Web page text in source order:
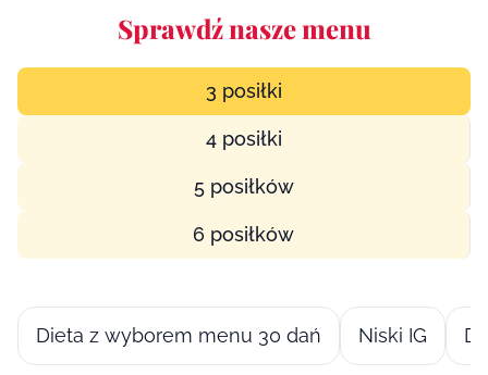
Sprawdź nasze menu
3 posiłki
4 posiłki
5 posiłków
6 posiłków
Dieta z wyborem menu 30 dań Niski IG